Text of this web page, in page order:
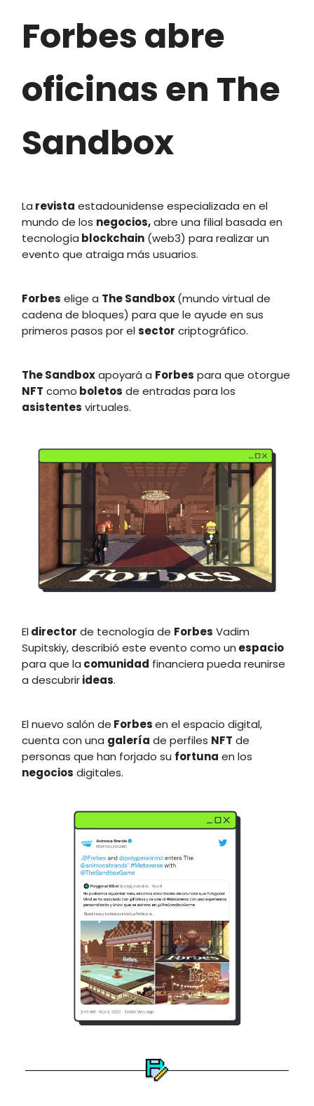
Forbes abre
oficinas en The
Sandbox
La revista estadounidense especializada en el
mundo de los negocios,abre una filial basada en
tecnología blockchain (web3) para realizar un
evento que atraiga más usuarios.
Forbes elige a The Sandbox(mundo virtual de
cadena de bloques) para que le ayude en sus
primeros pasos por elsector criptográfico.
The Sandboxapoyará a Forbes para que otorgue
NFT como boletos de entradas para los
asistentes virtuales.
Eldirector de tecnología de Forbes Vadim
Supitskiy, describió este evento como un espacio
para que la comunidad financiera pueda reunirse
a descubrirideas.
El nuevo salón de Forbesen el espacio digital,
cuenta con una galería de perfiles NFT de
personas que han forjado su fortuna en los
negocios digitales.